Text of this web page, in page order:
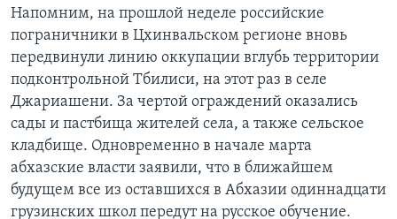
Напомним, на прошлой неделе российские
пограничники в Цхинвальском регионе вновь
передвинули линию оккупации вглубь территории
подконтрольной Тбилиси, на этот раз в селе
Джариашени. За чертой ограждений оказались
сады и пастбища жителей села, а также сельское
кладбище. Одновременно в начале марта
абхазские власти заявили, что в ближайшем
будущем все из оставшихся в Абхазии одиннадцати
грузинских школ передут на русское обучение.